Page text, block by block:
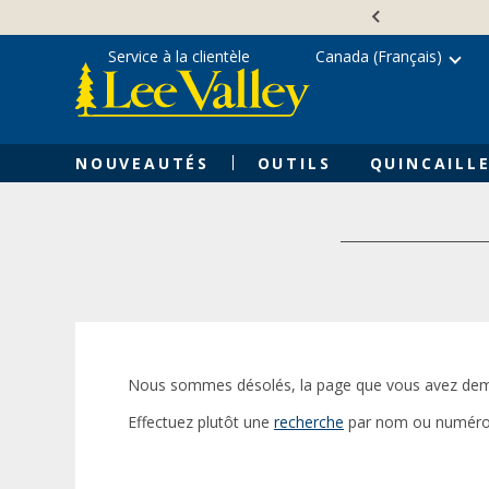
content
NOUVEAUTÉS OUTILS
Service à la clientèle Canada (Français)
Nous sommes désolés, la page que vous avez
Effectuez plutôt une recherche par nom ou